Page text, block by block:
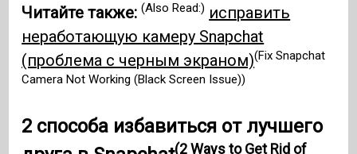
Читайте также:(Also Read:) исправить
неработающую камеру Snapchat
(проблема с черным экраном)(Fix Snapchat
Camera Not Working (Black Screen Issue))
2 способа избавиться от лучшего
(2 Ways to Get Rid of